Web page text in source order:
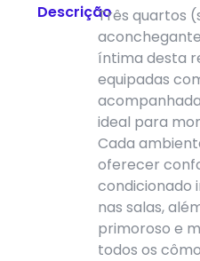
DescriçãoTrês quartos
íntima desta
equipadas
ideal para
Cada
oferecer
condicionado
nas salas,
primoroso e
todos os